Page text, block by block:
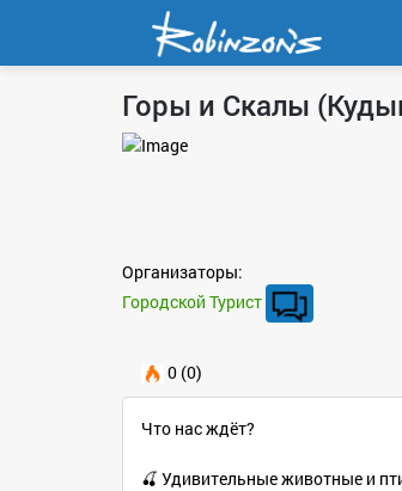
Горы и Скалы
Организаторы:
Городской Турист
0 (0)
Что нас ждёт?
🍒 Удивительные животные и